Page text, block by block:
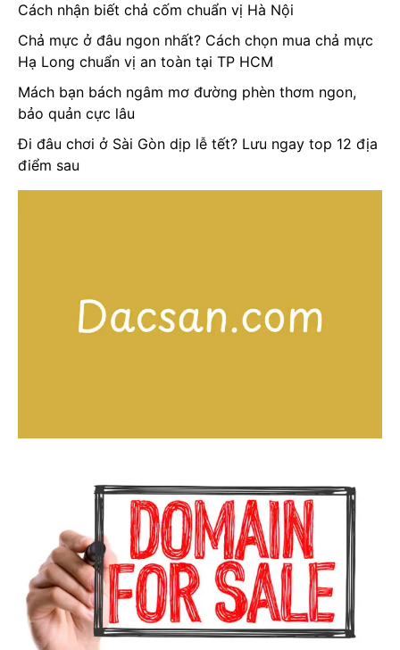
Cách nhận biết chả cốm chuẩn vị Hà Nội
Chả mực ở đâu ngon nhất? Cách chọn mua chả mực
Hạ Long chuẩn vị an toàn tại TP HCM
Mách bạn bách ngâm mơ đường phèn thơm ngon,
bảo quản cực lâu
Đi đâu chơi ở Sài Gòn dịp lễ tết? Lưu ngay top 12 địa
điểm sau